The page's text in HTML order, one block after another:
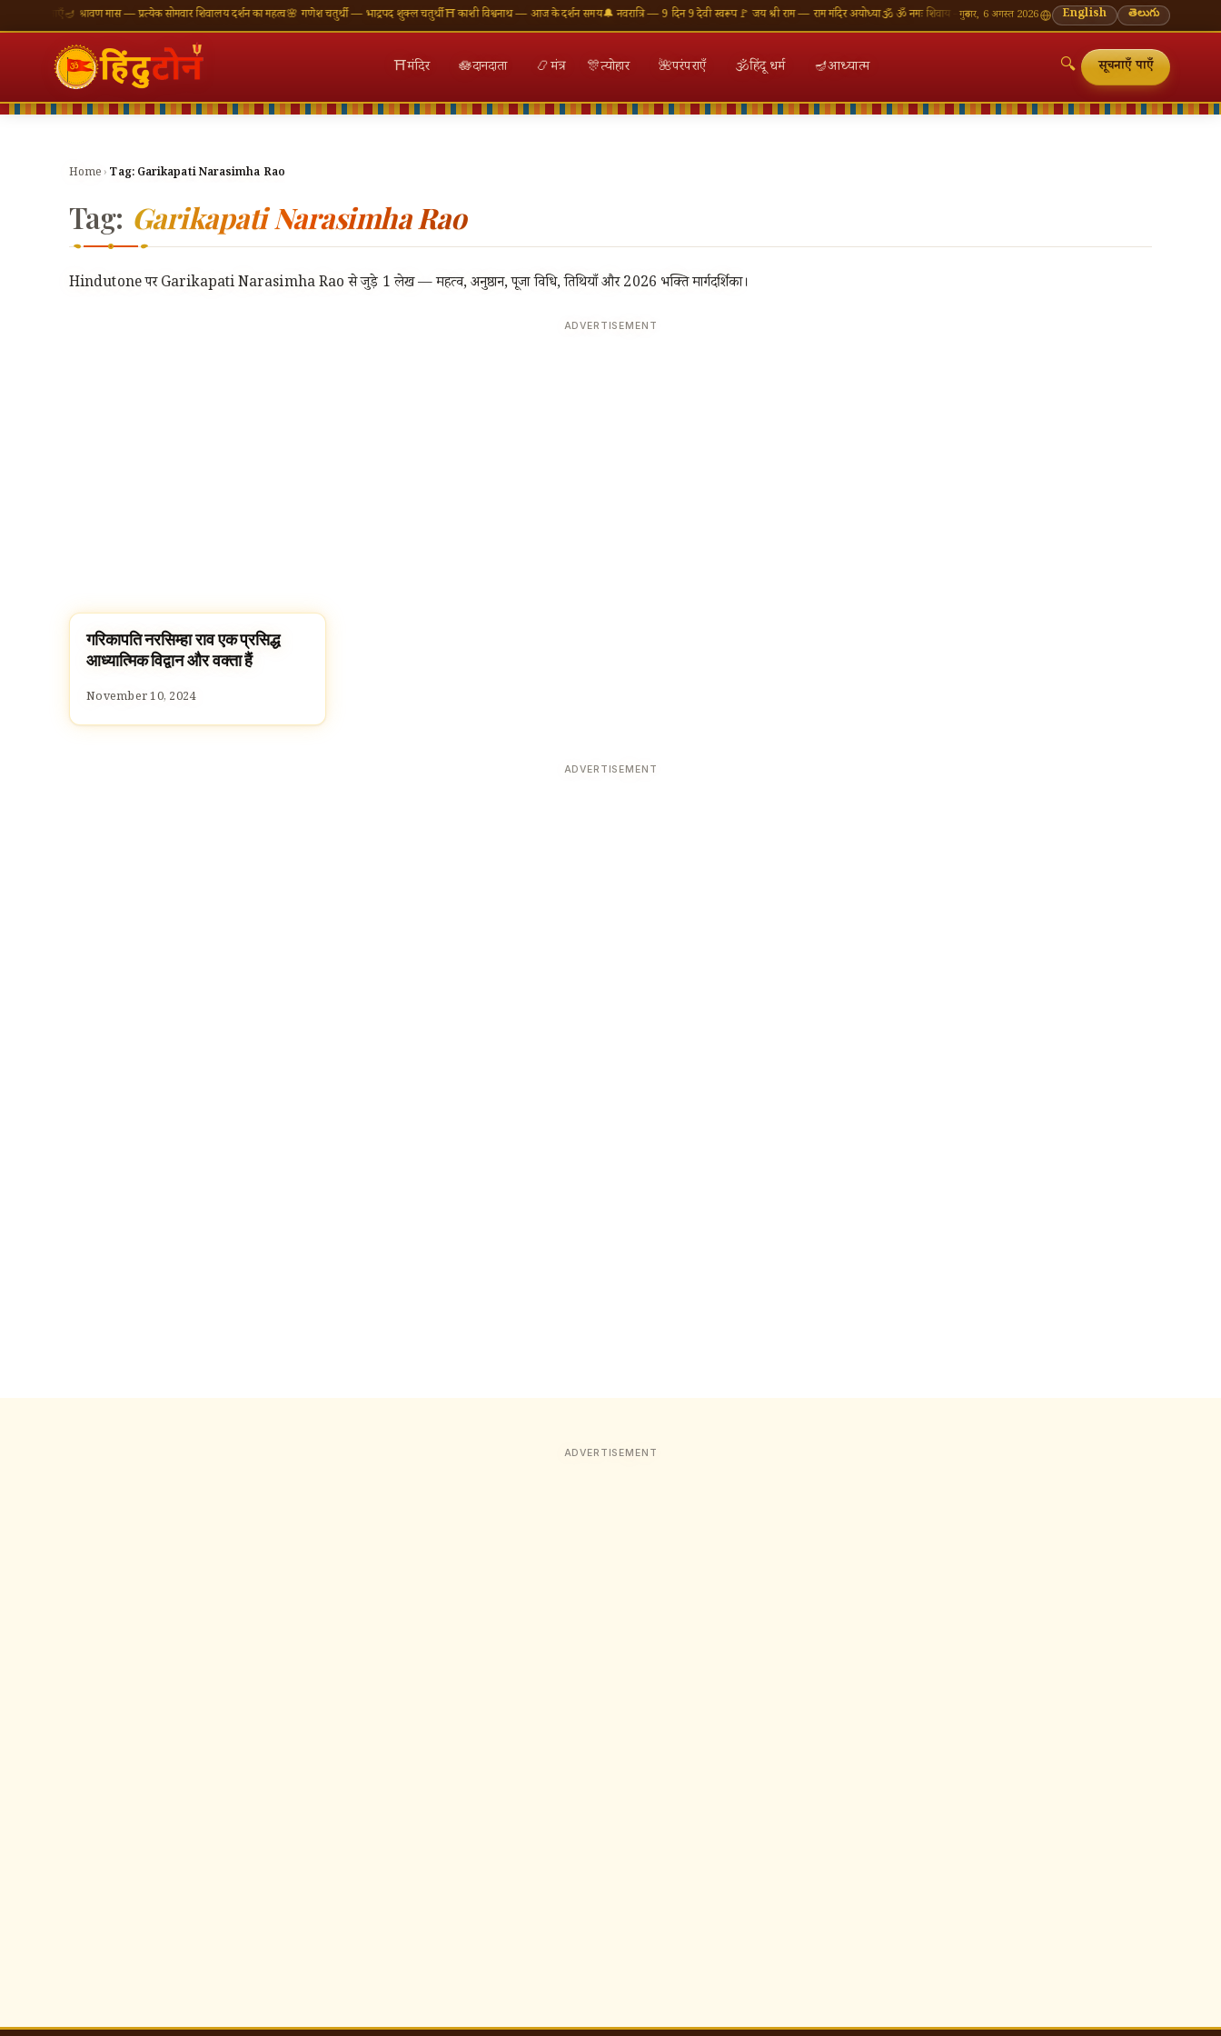
🪔 श्रावण मास — प्रत्येक सोमवार शिवालय दर्शन का महत्व🌸 गणेश चतुर्थी — भाद्रपद शुक्ल चतुर्थी⛩ काशी विश्वनाथ — आज के दर्शन समय🔔 नवरात्रि — 9 दिन 9 देवी स्वरूप🚩 जय श्री राम — राम मंदिर अयोध्या🕉 ॐ नमः शिवाय — सोमवार व्रत की शुभकामनाएँ🪔 श्रावण मास — प्रत्येक सोमवार शिवालय
गुरुवार, 6 अगस्त 2026 English తెలుగు
⛩मंदिर 🪷दानदाता 📿मंत्र 🎊त्योहार 🌺परंपराएँ 🕉हिंदू धर्म 🪔आध्यात्म 🔍 सूचनाएँ पाएँ
Home › Tag: Garikapati Narasimha Rao
Tag: Garikapati Narasimha Rao
Hindutone पर Garikapati Narasimha Rao से जुड़े 1 लेख — महत्व, अनुष्ठान, पूजा विधि, तिथियाँ और 2026 भक्ति मार्गदर्शिका।
ADVERTISEMENT
FAMOUS HINDUS
गरिकापति नरसिम्हा राव एक प्रसिद्ध
आध्यात्मिक विद्वान और वक्ता हैं
November 10, 2024
ADVERTISEMENT
ADVERTISEMENT